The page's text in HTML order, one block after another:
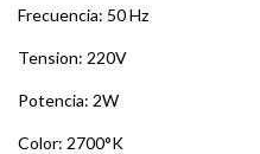
Frecuencia: 50 Hz
Tension: 220V
Potencia: 2W
Color: 2700°K